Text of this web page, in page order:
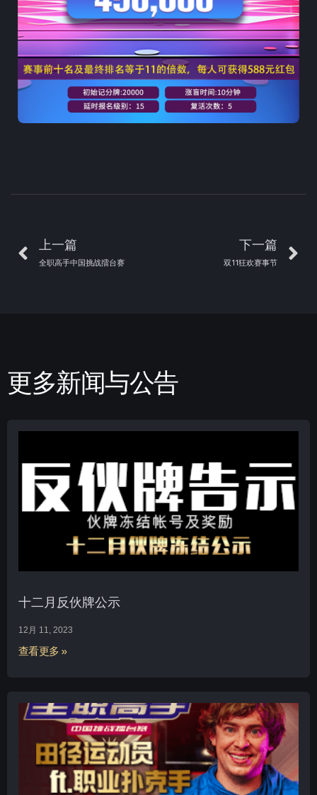
上一篇
全职高手中国挑战擂台赛
下一篇
双11狂欢赛事节
更多新闻与公告
十二月反伙牌公示
12月 11, 2023
查看更多 »